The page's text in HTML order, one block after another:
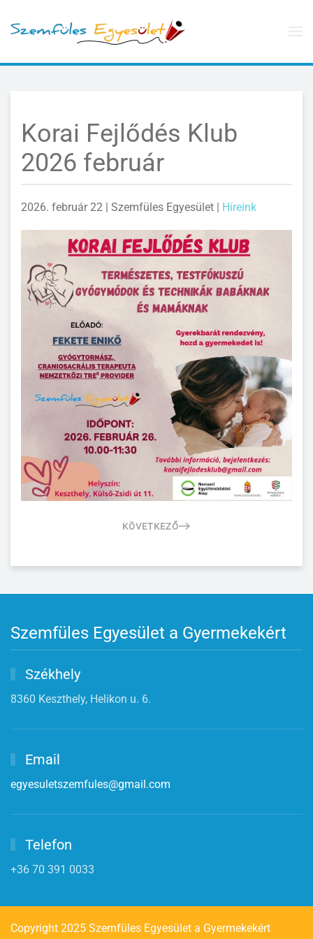
Skip to main content
Korai Fejlődés Klub
2026 február
2026. február 22 | Szemfüles Egyesület | Híreink
KÖVETKEZŐ
Szemfüles Egyesület a Gyermekekért
Székhely
8360 Keszthely, Helikon u. 6.
Email
egyesuletszemfules@gmail.com
Telefon
+36 70 391 0033
Copyright 2025 Szemfüles Egyesület a Gyermekekért